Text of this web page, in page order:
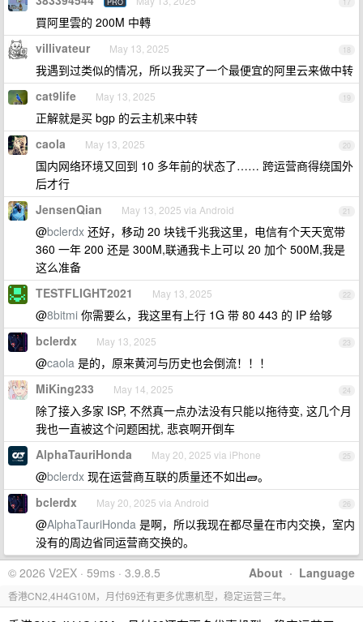
買阿里雲的 200M 中轉
18
villivateur May 13, 2025
我遇到过类似的情况，所以我买了一个最便宜的阿里云来做中转
19
cat9life May 13, 2025
正解就是买 bgp 的云主机来中转
20
caola May 13, 2025
国内网络环境又回到 10 多年前的状态了…… 跨运营商得绕国外
后才行
21
JensenQian May 13, 2025 via Android
@bclerdx 还好，移动 20 块钱千兆我这里，电信有个天天宽带
360 一年 200 还是 300M,联通我卡上可以 20 加个 500M,我是
这么准备
22
TESTFLIGHT2021 May 13, 2025
@8bitmi 你需要么，我这里有上行 1G 带 80 443 的 IP 给够
23
bclerdx May 13, 2025
@caola 是的，原来黄河与历史也会倒流！！！
24
MiKing233 May 14, 2025
除了接入多家 ISP, 不然真一点办法没有只能以拖待变, 这几个月
我也一直被这个问题困扰, 悲哀啊开倒车
25
AlphaTauriHonda May 20, 2025 via iPhone
@bclerdx 现在运营商互联的质量还不如出🧱。
26
bclerdx May 20, 2025 via Android
@AlphaTauriHonda 是啊，所以我现在都尽量在市内交换，室内
没有的周边省同运营商交换的。
About · Language
© 2026 V2EX · 59ms · 3.9.8.5
香港CN2,4H4G10M，月付69还有更多优惠机型，稳定运营三年。